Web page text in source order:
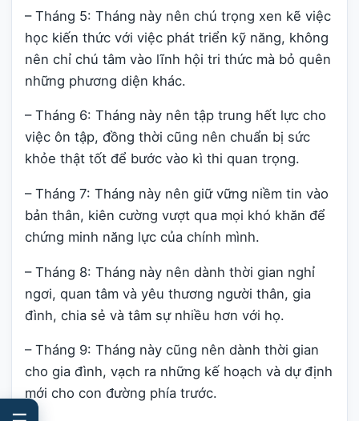
– Tháng 5: Tháng này nên chú trọng xen kẽ việc
học kiến thức với việc phát triển kỹ năng, không
nên chỉ chú tâm vào lĩnh hội tri thức mà bỏ quên
những phương diện khác.
– Tháng 6: Tháng này nên tập trung hết lực cho
việc ôn tập, đồng thời cũng nên chuẩn bị sức
khỏe thật tốt để bước vào kì thi quan trọng.
– Tháng 7: Tháng này nên giữ vững niềm tin vào
bản thân, kiên cường vượt qua mọi khó khăn để
chứng minh năng lực của chính mình.
– Tháng 8: Tháng này nên dành thời gian nghỉ
ngơi, quan tâm và yêu thương người thân, gia
đình, chia sẻ và tâm sự nhiều hơn với họ.
– Tháng 9: Tháng này cũng nên dành thời gian
cho gia đình, vạch ra những kế hoạch và dự định
mới cho con đường phía trước.